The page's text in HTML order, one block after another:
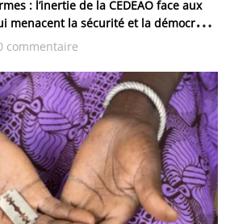
: l’inertie de la CEDEAO face aux
menacent la sécurité et la démocratie
commentaire